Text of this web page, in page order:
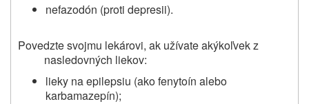
nefazodón (proti depresii).
Povedzte svojmu lekárovi, ak užívate akýkoľvek z
nasledovných liekov:
lieky na epilepsiu (ako fenytoín alebo
karbamazepín);